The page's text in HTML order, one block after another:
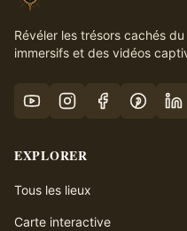
Révéler les trésors cachés
immersifs et des vidéos
EXPLORER
Tous les lieux
Carte interactive